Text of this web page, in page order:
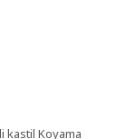
kastil Koyama